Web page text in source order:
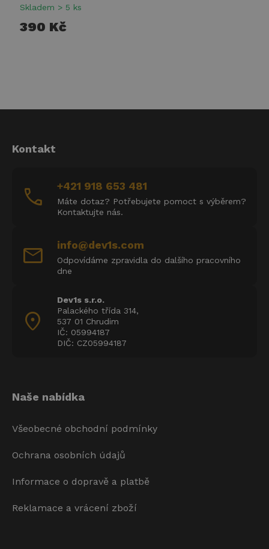
Skladem > 5 ks
390 Kč
Kontakt
call +421 918 653 481
Máte dotaz? Potřebujete pomoct s výběrem?
Kontaktujte nás.
mail info@dev1s.com
Odpovídáme zpravidla do dalšího pracovního
dne
location_on
Dev1s s.r.o.
Palackého třída 314,
537 01 Chrudim
IČ: 05994187
DIČ: CZ05994187
Naše nabídka
Všeobecné obchodní podmínky
Ochrana osobních údajů
Informace o dopravě a platbě
Reklamace a vrácení zboží